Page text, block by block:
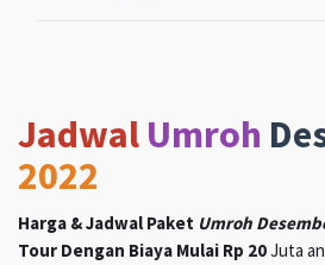
Jadwal Umroh
2022
Harga & Jadwal Paket Umroh
Tour Dengan Biaya Mulai Rp 20Juta